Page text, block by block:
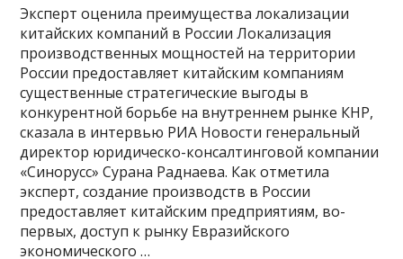
Эксперт оценила преимущества локализации
китайских компаний в России Локализация
производственных мощностей на территории
России предоставляет китайским компаниям
существенные стратегические выгоды в
конкурентной борьбе на внутреннем рынке КНР,
сказала в интервью РИА Новости генеральный
директор юридическо-консалтинговой компании
«Синорусс» Сурана Раднаева. Как отметила
эксперт, создание производств в России
предоставляет китайским предприятиям, во-
первых, доступ к рынку Евразийского
экономического …